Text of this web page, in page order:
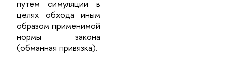
путем симуляции в
целях обхода иным
образом применимой
нормы закона
(обманная привязка).